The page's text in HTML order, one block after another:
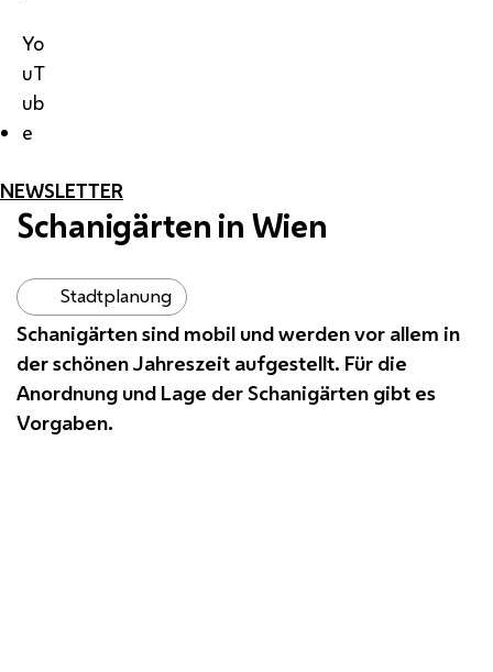
Yo
uT
ub
e
NEWSLETTER
Schanigärten in Wien
Stadtplanung
Schanigärten sind mobil und werden vor allem in
der schönen Jahreszeit aufgestellt. Für die
Anordnung und Lage der Schanigärten gibt es
Vorgaben.